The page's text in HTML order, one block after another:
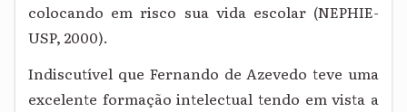
colocando em risco sua vida escolar (NEPHIE-
USP, 2000).
Indiscutível que Fernando de Azevedo teve uma
excelente formação intelectual tendo em vista a